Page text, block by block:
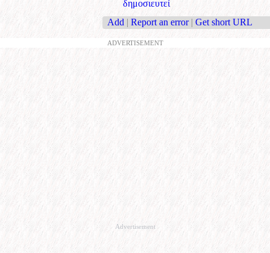
δημοσιευτεί
Add | Report an error | Get short URL
ADVERTISEMENT
Advertisement